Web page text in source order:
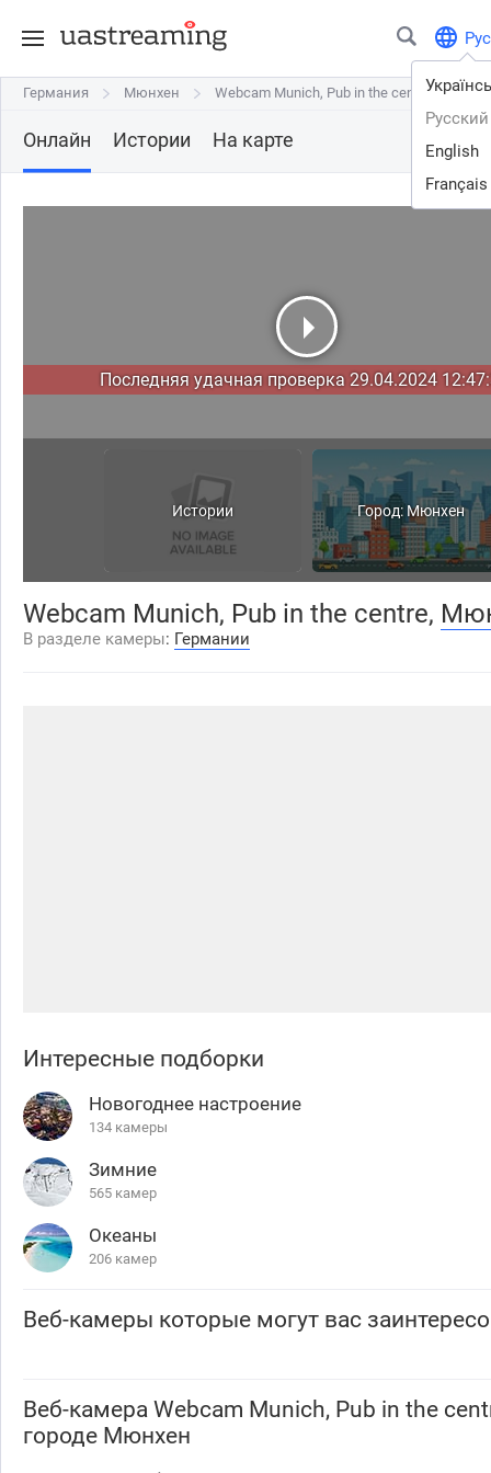
Рус
Русский
English
Français
Германия Мюнхен Webcam Munich, Pub in the centre
Германия Мюнхен Webcam Munich, Pub in the centre
Онлайн Истории На карте
Последняя удачная проверка 29.04.2024
Истории Город: Мюнхен
Webcam Munich, Pub in the centre,
В разделе камеры: Германии
Интересные подборки
Новогоднее настроение
134 камеры
Зимние
565 камер
Океаны
206 камер
Веб-камеры которые могут вас
Веб-камера Webcam Munich, Pub in the
городе Мюнхен